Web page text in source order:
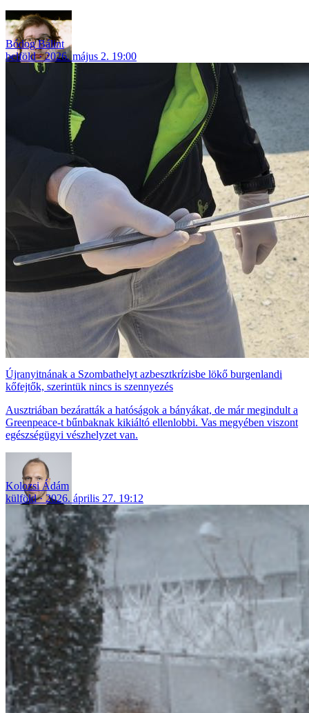
Bódog Bálint
belföld
2026. május 2. 19:00
Újranyitnának a Szombathelyt azbesztkrízisbe lökő burgenlandi
kőfejtők, szerintük nincs is szennyezés
Ausztriában bezáratták a hatóságok a bányákat, de már megindult a
Greenpeace-t bűnbaknak kikiáltó ellenlobbi. Vas megyében viszont
egészségügyi vészhelyzet van.
Kolozsi Ádám
külföld
2026. április 27. 19:12